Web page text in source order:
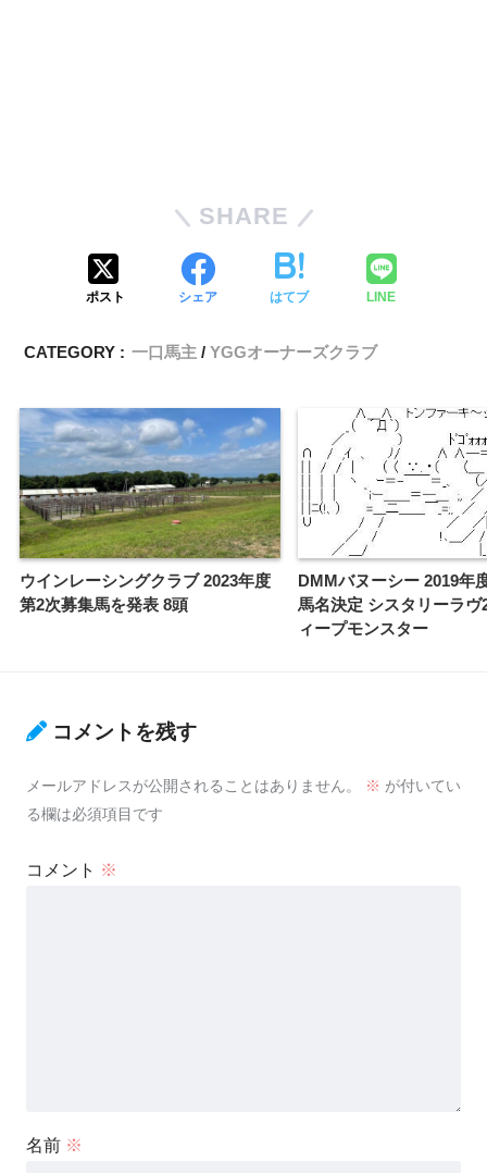
SHARE
ポスト シェア はてブ LINE
CATEGORY : 一口馬主 YGGオーナーズクラブ
ウインレーシングクラブ 2023年度
第2次募集馬を発表 8頭
DMMバヌーシー 2019年
馬名決定 シスタリーラヴ
ィープモンスター
コメントを残す
メールアドレスが公開されることはありません。 ※ が付いてい
る欄は必須項目です
コメント ※
名前 ※